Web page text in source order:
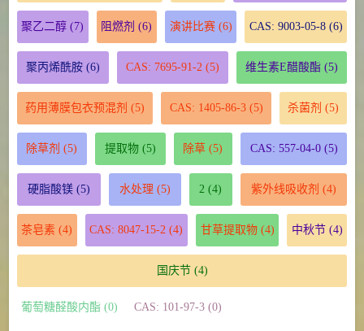
聚乙二醇 (7) 阻燃剂 (6) 演讲比赛(6) CAS: 9003-05-8(6)
聚丙烯酰胺(6) CAS: 7695-91-2 (5) 维生素E醋酸酯 (5)
药用薄膜包衣预混剂 (5) CAS: 1405-86-3(5) 杀菌剂 (5)
除草剂 (5) 提取物(5) 除草 (5) CAS: 557-04-0(5)
硬脂酸镁(5) 水处理 (5) 2 (4) 紫外线吸收剂 (4)
茶皂素 (4) CAS: 8047-15-2 (4) 甘草提取物(4) 中秋节(4)
国庆节(4)
葡萄糖醛酸内酯 (0) CAS: 101-97-3 (0)